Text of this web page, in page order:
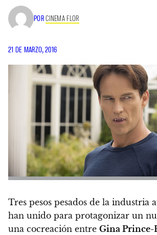
PORCINEMA FLOR
21 DE MARZO, 2016
Tres pesos pesados de la industria
han unido para protagonizar un
una cocreación entre Gina Prince-